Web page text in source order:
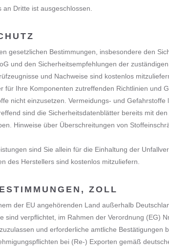
Dritte ist ausgeschlossen.
gesetzlichen Bestimmungen, insbesondere den
und den Sicherheitsempfehlungen der
und Nachweise sind kostenlos
für Ihre Komponenten zutreffenden Richtlinien und
nicht einzusetzen. Vermeidungs- und
sind die Sicherheitsdatenblätter bereits mit
Hinweise über Überschreitungen von
sind Sie allein für die Einhaltung der
des Herstellers sind kostenlos mitzuliefern.
ZOLL
der EU angehörenden Land außerhalb
sind verpflichtet, im Rahmen der Verordnung (EG)
und erforderliche amtliche Bestätigungen
bei (Re-) Exporten gemäß